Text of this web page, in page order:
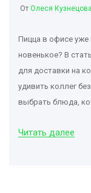
От Олеся Кузнецова
Пицца в офисе уже
новенькое? В
для доставки на
удивить коллег
выбрать блюда,
советы для
Читать далее